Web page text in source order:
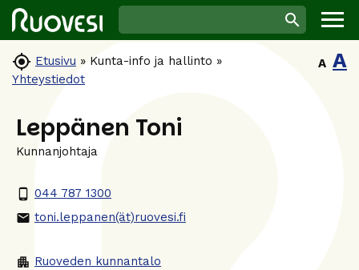
 Etusivu » Kunta-info ja hallinto »
Yhteystiedot
A A
Leppänen Toni
Kunnanjohtaja
phone_android 044 787 1300
email toni.leppanen(ät)ruovesi.fi
apartment Ruoveden kunnantalo